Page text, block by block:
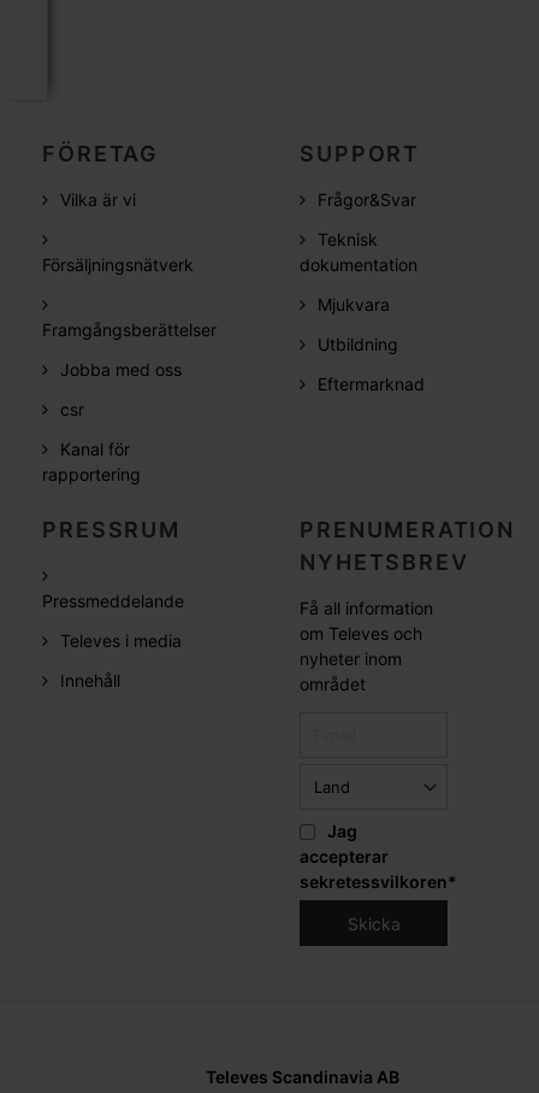
FÖRETAG
Vilka är vi
Försäljningsnätverk
Framgångsberättelser
Jobba med oss
csr
Kanal för
rapportering
SUPPORT
Frågor&Svar
Teknisk
dokumentation
Mjukvara
Utbildning
Eftermarknad
PRESSRUM
Pressmeddelande
Televes i media
Innehåll
PRENUMERATION
NYHETSBREV
Få all information
om Televes och
nyheter inom
området
Jag
accepterar
sekretessvilkoren*
Televes Scandinavia AB